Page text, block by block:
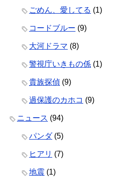
ごめん、愛してる (1)
コードブルー (9)
大河ドラマ (8)
警視庁いきもの係 (1)
貴族探偵 (9)
過保護のカホコ (9)
ニュース (94)
パンダ(5)
ヒアリ (7)
地震 (1)